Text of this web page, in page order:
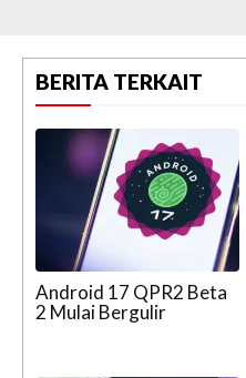
BERITA TERKAIT
Android 17 QPR2 Beta
2 Mulai Bergulir